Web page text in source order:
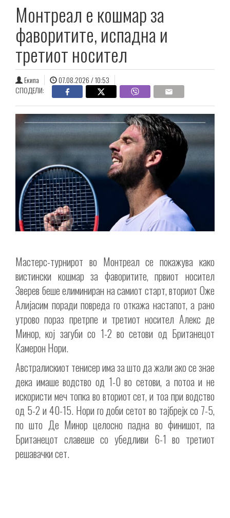
Монтреал е кошмар за
фаворитите, испадна и
третиот носител
Екипа
07.08.2026 / 10:53
СПОДЕЛИ:
Мастерс-турнирот во Монтреал се покажува како
вистински кошмар за фаворитите, првиот носител
Зверев беше елиминиран на самиот старт, вториот Оже
Алијасим поради повреда го откажа настапот, а рано
утрово пораз претрпе и третиот носител Алекс де
Минор, кој загуби со 1-2 во сетови од Британецот
Камерон Нори.
Австралискиот тенисер има за што да жали ако се знае
дека имаше водство од 1-0 во сетови, а потоа и не
искористи меч топка во вториот сет, и тоа при водство
од 5-2 и 40-15. Нори го доби сетот во тајбрејк со 7-5,
по што Де Минор целосно падна во финишот, па
Британецот славеше со убедливи 6-1 во третиот
решавачки сет.